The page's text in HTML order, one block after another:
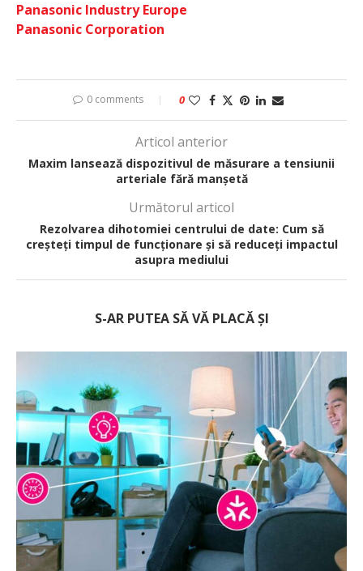
Panasonic Industry Europe
Panasonic Corporation
0 comments 0
Articol anterior
Maxim lansează dispozitivul de măsurare a tensiunii
arteriale fără manșetă
Următorul articol
Rezolvarea dihotomiei centrului de date: Cum să
creșteți timpul de funcționare și să reduceți impactul
asupra mediului
S-AR PUTEA SĂ VĂ PLACĂ ȘI